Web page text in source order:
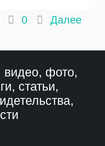
0 Далее
видео, фото,
статьи,